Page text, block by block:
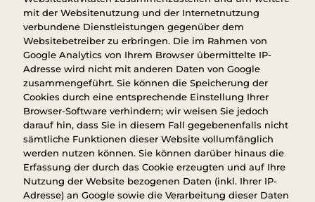
mit der Websitenutzung und der Internetnutzung
verbundene Dienstleistungen gegenüber dem
Websitebetreiber zu erbringen. Die im Rahmen von
Google Analytics von Ihrem Browser übermittelte IP-
Adresse wird nicht mit anderen Daten von Google
zusammengeführt. Sie können die Speicherung der
Cookies durch eine entsprechende Einstellung Ihrer
Browser-Software verhindern; wir weisen Sie jedoch
darauf hin, dass Sie in diesem Fall gegebenenfalls nicht
sämtliche Funktionen dieser Website vollumfänglich
werden nutzen können. Sie können darüber hinaus die
Erfassung der durch das Cookie erzeugten und auf Ihre
Nutzung der Website bezogenen Daten (inkl. Ihrer IP-
Adresse) an Google sowie die Verarbeitung dieser Daten